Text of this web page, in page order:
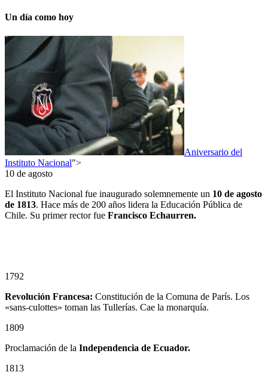
Un día como hoy
Aniversario del
Instituto Nacional">
10 de agosto
El Instituto Nacional fue inaugurado solemnemente un 10 de agosto
de 1813. Hace más de 200 años lidera la Educación Pública de
Chile. Su primer rector fue Francisco Echaurren.
1792
Revolución Francesa: Constitución de la Comuna de París. Los
«sans-culottes» toman las Tullerías. Cae la monarquía.
1809
Proclamación de la Independencia de Ecuador.
1813